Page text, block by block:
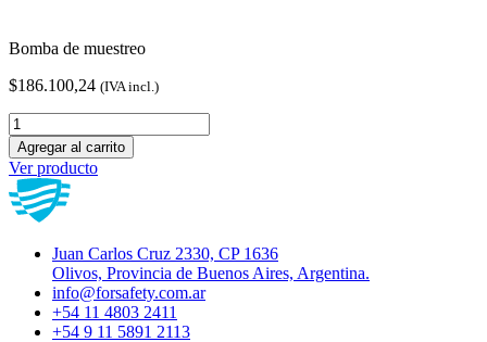
Bomba de muestreo
$186.100,24 (IVA incl.)
Bomba
de
muestreo
cantidad
Agregar al carrito
Ver producto
Juan Carlos Cruz 2330, CP 1636
Olivos, Provincia de Buenos Aires, Argentina.
info@forsafety.com.ar
+54 11 4803 2411
+54 9 11 5891 2113